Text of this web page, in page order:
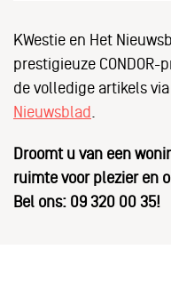
KWestie en Het
prestigieuze
de volledige artikels
Nieuwsblad.
Droomt u van een
ruimte voor plezier en
Bel ons: 09 320 00 35!